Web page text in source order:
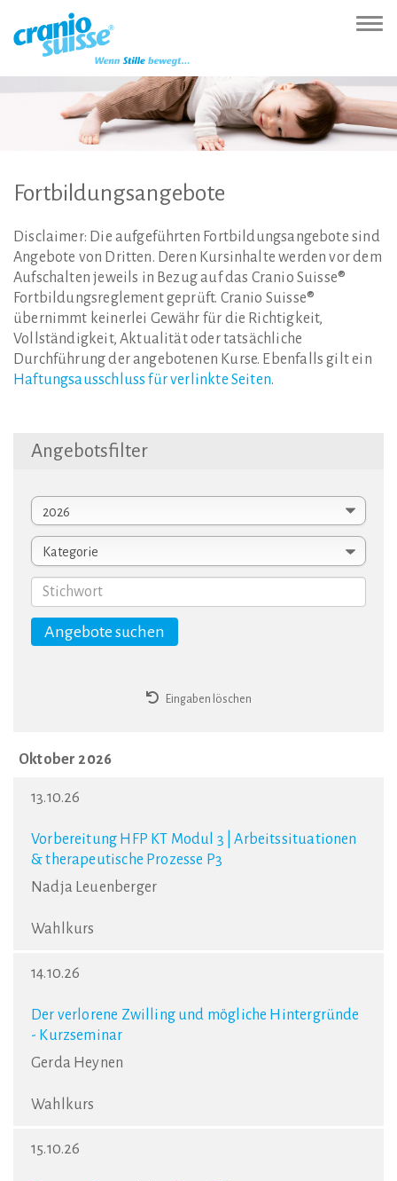
(Accesskey
Hauptnavigation
(Accesskey
Inhalt
(Accesskey
Sprachumschaltung
(Accesskey
Fortbildungsangebote
Disclaimer: Die aufgeführten Fortbildungsangebote sind
Angebote von Dritten. Deren Kursinhalte werden vor dem
Aufschalten jeweils in Bezug auf das Cranio Suisse®
Fortbildungsreglement geprüft. Cranio Suisse®
übernimmt keinerlei Gewähr für die Richtigkeit,
Vollständigkeit, Aktualität oder tatsächliche
Durchführung der angebotenen Kurse. Ebenfalls gilt ein
Haftungsausschluss für verlinkte Seiten.
Angebotsfilter
Eingaben löschen
Oktober 2026
13.10.26
Vorbereitung HFP KT Modul 3 | Arbeitssituationen
& therapeutische Prozesse P3
Nadja Leuenberger
Wahlkurs
14.10.26
Der verlorene Zwilling und mögliche Hintergründe
- Kurzseminar
Gerda Heynen
Wahlkurs
15.10.26